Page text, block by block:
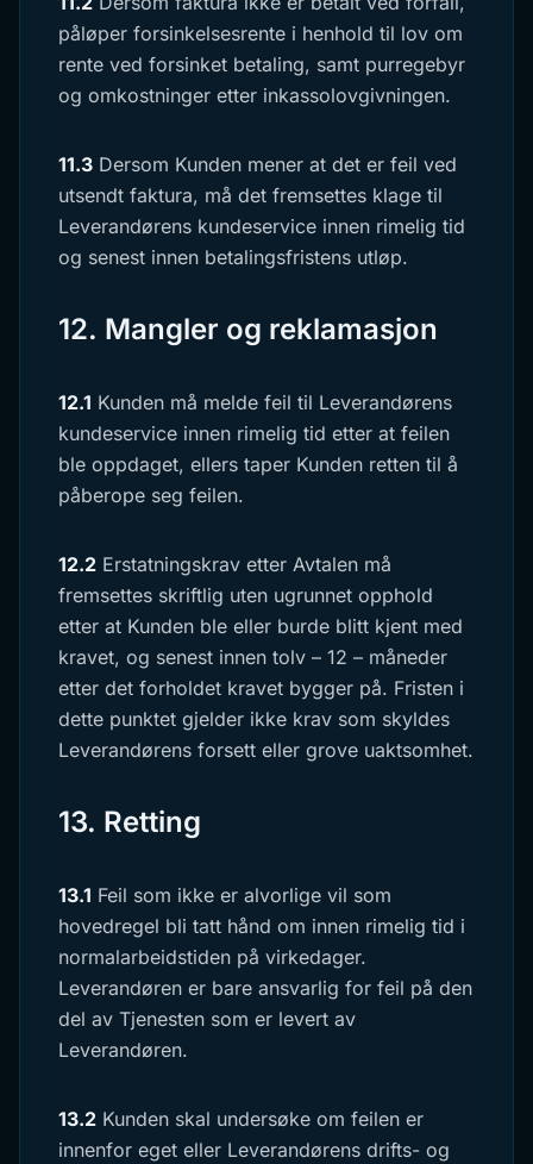
påløper forsinkelsesrente i henhold til lov om
rente ved forsinket betaling, samt purregebyr
og omkostninger etter inkassolovgivningen.
11.3 Dersom Kunden mener at det er feil ved
utsendt faktura, må det fremsettes klage til
Leverandørens kundeservice innen rimelig tid
og senest innen betalingsfristens utløp.
12. Mangler og reklamasjon
12.1 Kunden må melde feil til Leverandørens
kundeservice innen rimelig tid etter at feilen
ble oppdaget, ellers taper Kunden retten til å
påberope seg feilen.
12.2 Erstatningskrav etter Avtalen må
fremsettes skriftlig uten ugrunnet opphold
etter at Kunden ble eller burde blitt kjent med
kravet, og senest innen tolv – 12 – måneder
etter det forholdet kravet bygger på. Fristen i
dette punktet gjelder ikke krav som skyldes
Leverandørens forsett eller grove uaktsomhet.
13. Retting
13.1 Feil som ikke er alvorlige vil som
hovedregel bli tatt hånd om innen rimelig tid i
normalarbeidstiden på virkedager.
Leverandøren er bare ansvarlig for feil på den
del av Tjenesten som er levert av
Leverandøren.
13.2 Kunden skal undersøke om feilen er
innenfor eget eller Leverandørens drifts- og